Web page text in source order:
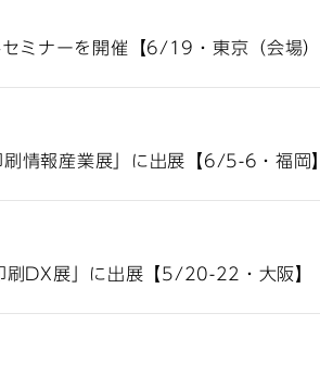
ミナーを開催【6/19・東京（会場
情報産業展」に出展【6/5-6・福岡
DX展」に出展【5/20-22・大阪】